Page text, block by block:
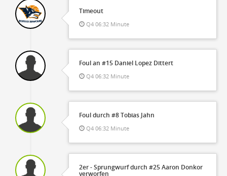
Timeout
Q4 06:32 Minute
Foul an #15 Daniel Lopez Dittert
Q4 06:32 Minute
Foul durch #8 Tobias Jahn
Q4 06:32 Minute
2er - Sprungwurf durch #25 Aaron Donkor
verworfen